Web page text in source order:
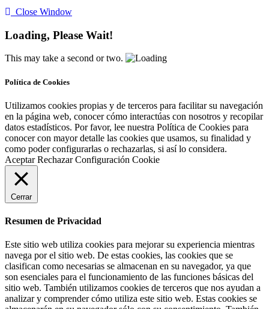
Close Window
Loading, Please Wait!
This may take a second or two.
Política de Cookies
Utilizamos cookies propias y de terceros para facilitar su navegación
en la página web, conocer cómo interactúas con nosotros y recopilar
datos estadísticos. Por favor, lee nuestra Política de Cookies para
conocer con mayor detalle las cookies que usamos, su finalidad y
como poder configurarlas o rechazarlas, si así lo considera.
Aceptar Rechazar Configuración Cookie
Cerrar
Resumen de Privacidad
Este sitio web utiliza cookies para mejorar su experiencia mientras
navega por el sitio web. De estas cookies, las cookies que se
clasifican como necesarias se almacenan en su navegador, ya que
son esenciales para el funcionamiento de las funciones básicas del
sitio web. También utilizamos cookies de terceros que nos ayudan a
analizar y comprender cómo utiliza este sitio web. Estas cookies se